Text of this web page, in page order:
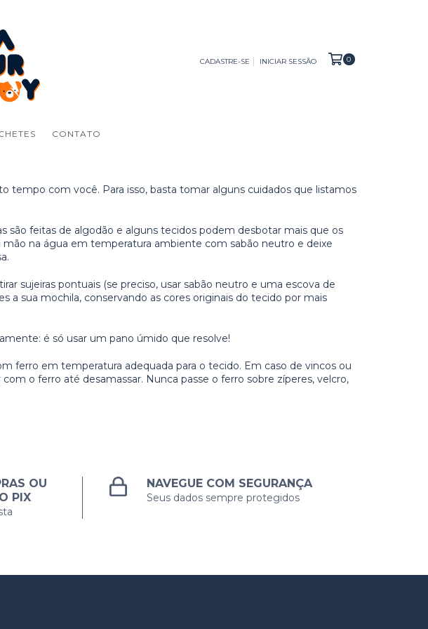
CADASTRE-SE INICIAR SESSÃO 0
CONTATO
com você. Para isso, basta tomar alguns cuidados que listamos
são feitas de algodão e alguns tecidos podem desbotar mais que os
na água em temperatura ambiente com sabão neutro e deixe
sujeiras pontuais (se preciso, usar sabão neutro e uma escova de
a sua mochila, conservando as cores originais do tecido por mais
é só usar um pano úmido que resolve!
ferro em temperatura adequada para o tecido. Em caso de vincos ou
o ferro até desamassar. Nunca passe o ferro sobre zíperes, velcro,
OU
PIX
NAVEGUE COM SEGURANÇA
Seus dados sempre protegidos